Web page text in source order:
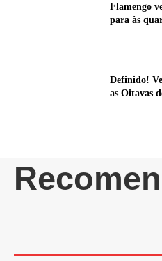
Flamengo
para às
Definido!
as Oitavas